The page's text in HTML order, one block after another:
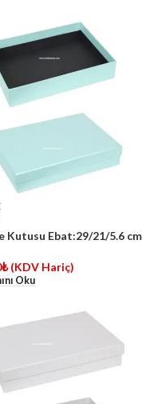
Kutusu Ebat:29/21/5.6 cm
₺ (KDV Hariç)
Oku